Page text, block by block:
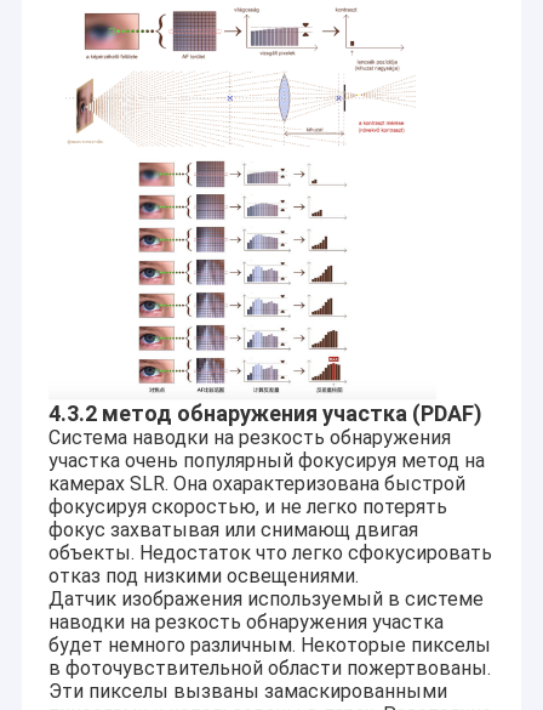
Модуль камеры ночного видения
Модуль камеры Endoscope
Двойной модуль камеры объектива
Модуль камеры распознавания лиц
модуль веб-камеры ноутбука
Модуль камеры 1MP
Модуль камеры 2MP
Модуль камеры 5MP
Модуль камеры 8MP
Модуль камеры 13MP
Очки модуля камеры
Модуль камеры PI поленики
4.3.2 метод обнаружения участка (PDAF)
Система наводки на резкость обнаружения
участка очень популярный фокусируя метод на
камерах SLR. Она охарактеризована быстрой
фокусируя скоростью, и не легко потерять
фокус захватывая или снимающ двигая
объекты. Недостаток что легко сфокусировать
отказ под низкими освещениями.
Датчик изображения используемый в системе
наводки на резкость обнаружения участка
будет немного различным. Некоторые пикселы
в фоточувствительной области пожертвованы.
Эти пикселы вызваны замаскированными